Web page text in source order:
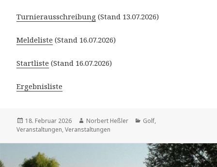
Turnierausschreibung (Stand 13.07.2026)
Meldeliste (Stand 16.07.2026)
Startliste (Stand 16.07.2026)
Ergebnisliste
Veröffentlicht
am
18. Februar 2026 Autor
Norbert Heßler Kategorien
Golf,
Veranstaltungen,Veranstaltungen